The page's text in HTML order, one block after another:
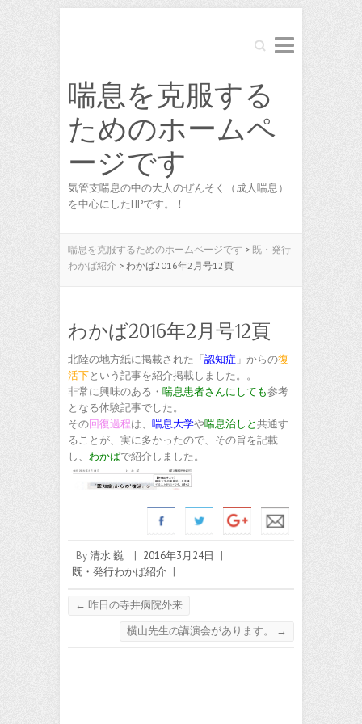
Search
喘息を克服する
ためのホームペ
ージです
気管支喘息の中の大人のぜんそく（成人喘息）
を中心にしたHPです。！
喘息を克服するためのホームページです > 既・発行
わかば紹介 > わかば2016年2月号12頁
わかば2016年2月号12頁
北陸の地方紙に掲載された「認知症 」からの復
活下という記事を紹介掲載しました。。
非常に興味のある・ 喘息患者さんにしても参考
となる体験記事でした。
その回復過程は、 喘息大学や喘息治しと共通す
ることが、実に多かったので、その旨を記載
し、 わかばで紹介しました。
By清水 巍 | 2016年3月24日
|
既・発行わかば紹介 |
← 昨日の寺井病院外来
横山先生の講演会があります。
→